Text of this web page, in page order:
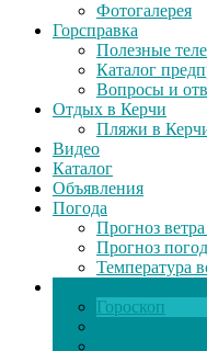
Фотогалерея
Горсправка
Полезные
Каталог
Вопросы и
Отдых в Керчи
Пляжи в
Видео
Каталог
Объявления
Погода
Прогноз
Прогноз
Температура
Гороскоп